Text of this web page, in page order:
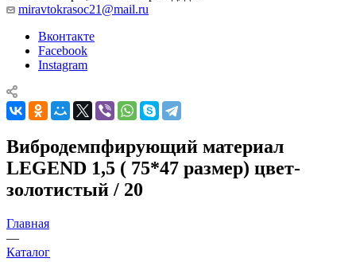
miravtokrasoc21@mail.ru
Вконтакте
Facebook
Instagram
Вибродемпфирующий материал
LEGEND 1,5 ( 75*47 размер) цвет-
золотистый / 20
Главная
—
Каталог